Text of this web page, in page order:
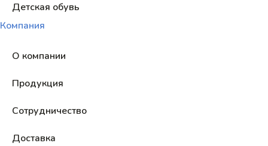
Компания
О компании
Продукция
Сотрудничество
Доставка
Детская обувь